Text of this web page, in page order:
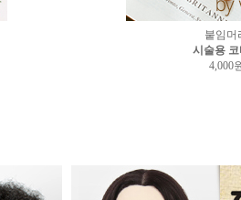
붙임머
시술용
4,000